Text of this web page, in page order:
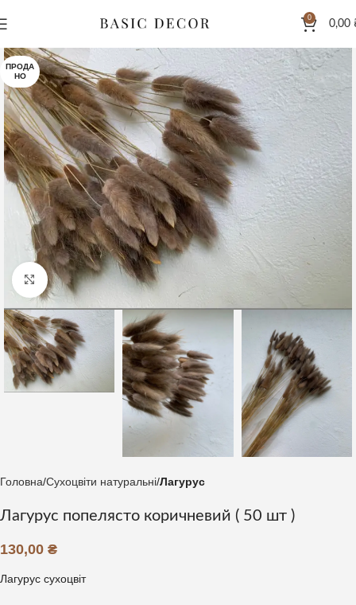
0
0,00
ПРОДА
НО
Клацніть, щоб збільшити
Головна Сухоцвіти натуральні Лагурус
Лагурус попелясто коричневий ( 50 шт )
130,00 ₴
Лагурус сухоцвіт